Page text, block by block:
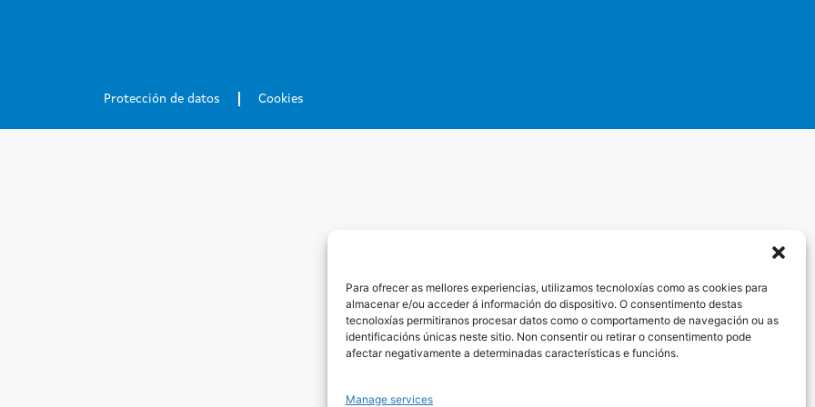
Para ofrecer as mellores experiencias, utilizamos tecnoloxías como as cookies para
almacenar e/ou acceder á información do dispositivo. O consentimento destas
tecnoloxías permitiranos procesar datos como o comportamento de navegación ou as
identificacións únicas neste sitio. Non consentir ou retirar o consentimento pode
afectar negativamente a determinadas características e funcións.
Manage services
Protección de datos Cookies